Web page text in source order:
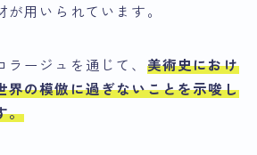
用いられています。
ージュを通じて、 美術史におけ
界の模倣に過ぎないことを示唆し
。